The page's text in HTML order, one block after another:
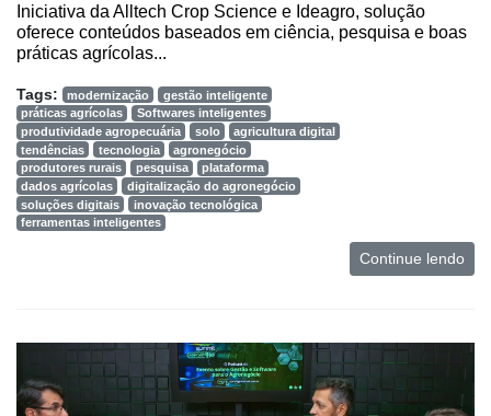
Iniciativa da Alltech Crop Science e Ideagro, solução
oferece conteúdos baseados em ciência, pesquisa e boas
práticas agrícolas...
Tags: modernização
gestão inteligente
práticas agrícolas
Softwares inteligentes
produtividade agropecuária
solo
agricultura digital
tendências
tecnologia
agronegócio
produtores rurais
pesquisa
plataforma
dados agrícolas
digitalização do agronegócio
soluções digitais
inovação tecnológica
ferramentas inteligentes
Continue lendo